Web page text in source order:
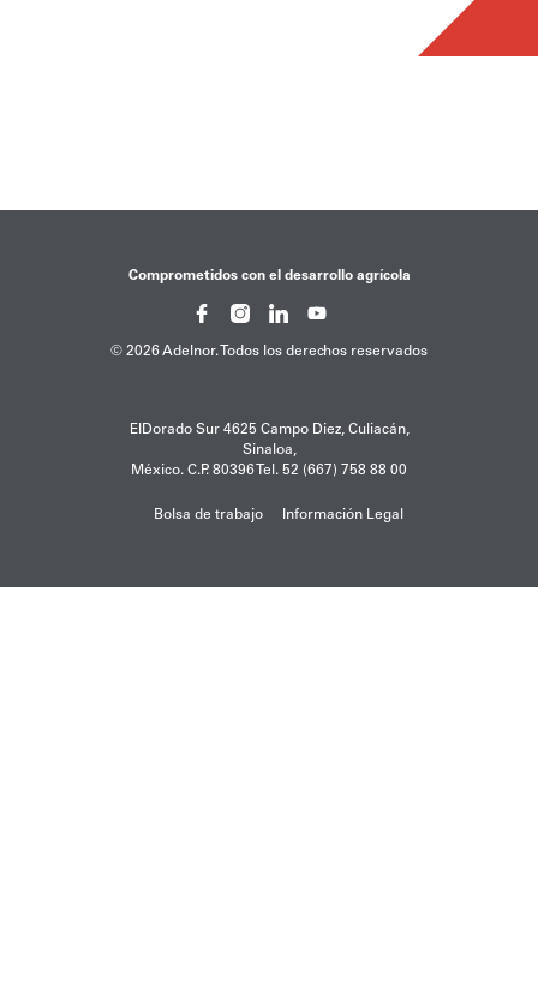
Comprometidos con el desarrollo agrícola
© 2026 Adelnor. Todos los derechos reservados
ElDorado Sur 4625 Campo Diez, Culiacán,
Sinaloa,
México. C.P. 80396 Tel. 52 (667) 758 88 00
Bolsa de trabajo Información Legal